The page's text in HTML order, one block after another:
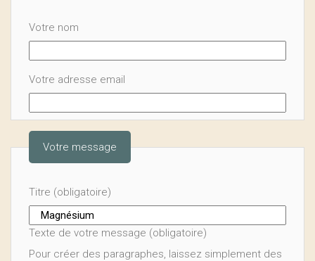
Votre nom
Votre adresse email
Votre message
Titre (obligatoire)
Texte de votre message (obligatoire)
Pour créer des paragraphes, laissez simplement des